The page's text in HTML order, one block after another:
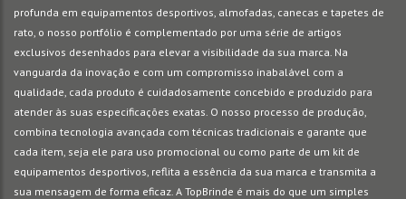
profunda em equipamentos desportivos, almofadas, canecas e tapetes de
rato, o nosso portfólio é complementado por uma série de artigos
exclusivos desenhados para elevar a visibilidade da sua marca. Na
vanguarda da inovação e com um compromisso inabalável com a
qualidade, cada produto é cuidadosamente concebido e produzido para
atender às suas especificações exatas. O nosso processo de produção,
combina tecnologia avançada com técnicas tradicionais e garante que
cada item, seja ele para uso promocional ou como parte de um kit de
equipamentos desportivos, reflita a essência da sua marca e transmita a
sua mensagem de forma eficaz. A TopBrinde é mais do que um simples